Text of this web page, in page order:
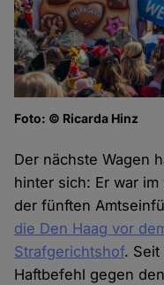
Foto: © Ricarda Hinz
Der nächste Wagen
hinter sich: Er war
der fünften
die Den Haag vor
Strafgerichtshof. Seit
Haftbefehl gegen